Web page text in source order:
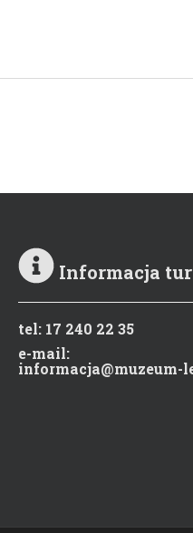
Informacja
tel: 17 240 22 35
e-mail:
informacja@muzeum-